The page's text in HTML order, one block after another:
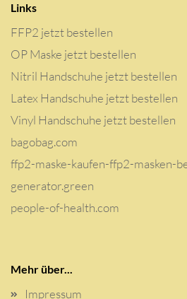
Links
FFP2 jetzt bestellen
OP Maske jetzt bestellen
Nitril Handschuhe jetzt bestellen
Latex Handschuhe jetzt bestellen
Vinyl Handschuhe jetzt bestellen
bagobag.com
ffp2-maske-kaufen-ffp2-masken-
generator.green
people-of-health.com
Mehr über...
Impressum